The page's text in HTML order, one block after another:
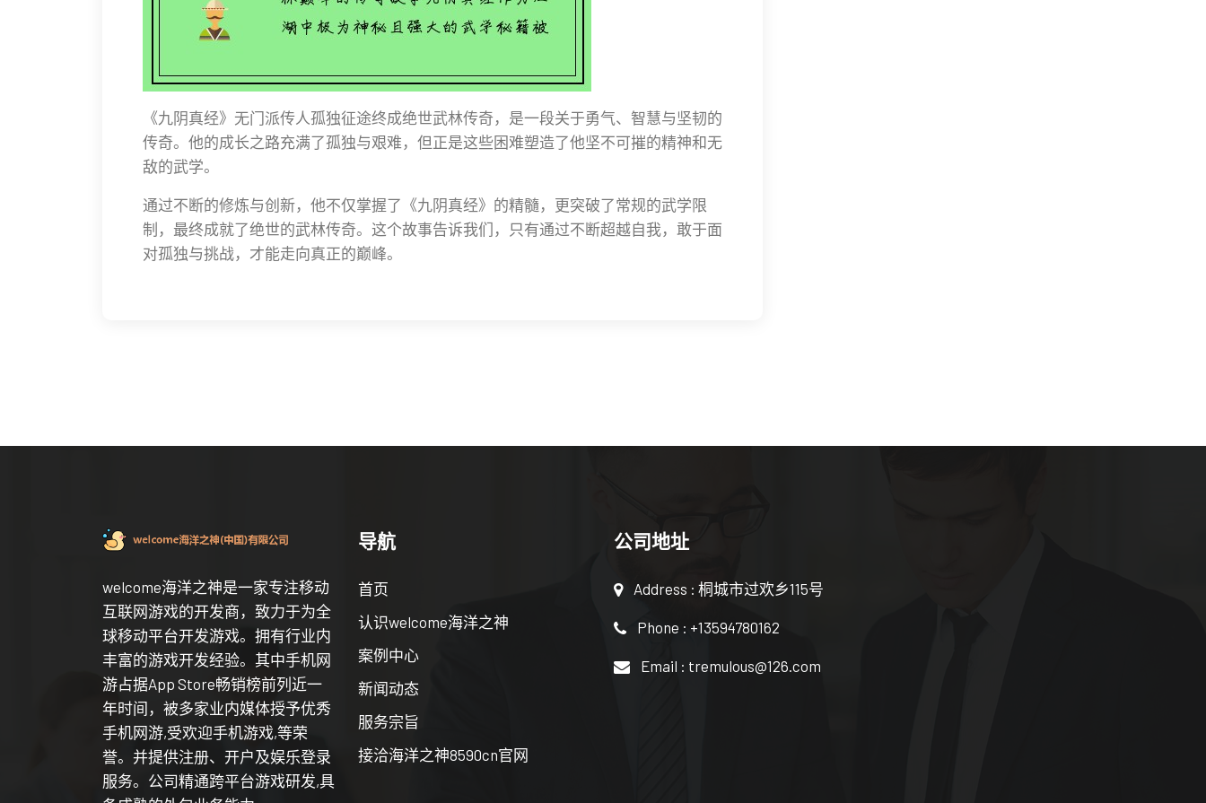
《九阴真经》无门派传人孤独征途终成绝世武林传奇，是一段关于勇气、智慧与坚韧的
传奇。他的成长之路充满了孤独与艰难，但正是这些困难塑造了他坚不可摧的精神和无
敌的武学。
通过不断的修炼与创新，他不仅掌握了《九阴真经》的精髓，更突破了常规的武学限
制，最终成就了绝世的武林传奇。这个故事告诉我们，只有通过不断超越自我，敢于面
对孤独与挑战，才能走向真正的巅峰。
welcome海洋之神是一家专注移动
互联网游戏的开发商，致力于为全
球移动平台开发游戏。拥有行业内
丰富的游戏开发经验。其中手机网
游占据App Store畅销榜前列近一
年时间，被多家业内媒体授予优秀
手机网游,受欢迎手机游戏,等荣
誉。并提供注册、开户及娱乐登录
服务。公司精通跨平台游戏研发,具
导航
首页
认识welcome海洋之神
案例中心
新闻动态
服务宗旨
接洽海洋之神8590cn官网
公司地址
Address : 桐城市过欢乡115号
Phone : +13594780162
Email : tremulous@126.com